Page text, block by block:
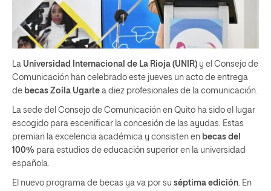
La Universidad Internacional de La Rioja (UNIR) y el Consejo de
Comunicación han celebrado este jueves un acto de entrega
de becas Zoila Ugarte a diez profesionales de la comunicación.
La sede del Consejo de Comunicación en Quito ha sido el lugar
escogido para escenificar la concesión de las ayudas. Estas
premian la excelencia académica y consisten en becas del
100% para estudios de educación superior en la universidad
española.
El nuevo programa de becas ya va por su séptima edición . En